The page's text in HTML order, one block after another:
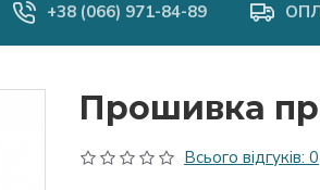
+38 (066) 971-84-89
Прошивка
Всього відгуків: 0